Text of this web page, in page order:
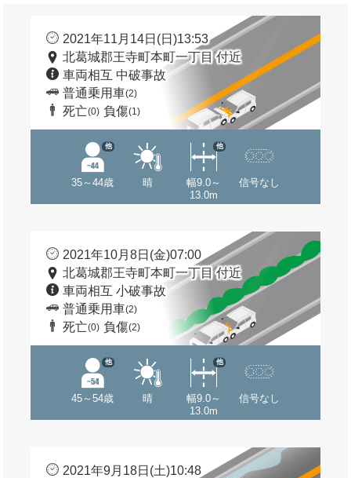
2021年11月14日(日)13:53
北葛城郡王寺町本町一丁目 付近
車両相互 中破事故
普通乗用車(2)
死亡(0) 負傷(1)
35～44歳
他
晴
幅9.0～
13.0m
他
信号なし
2021年10月8日(金)07:00
北葛城郡王寺町本町一丁目 付近
車両相互 小破事故
普通乗用車(2)
死亡(0) 負傷(2)
45～54歳
他
晴
幅9.0～
13.0m
他
信号なし
2021年9月18日(土)10:48